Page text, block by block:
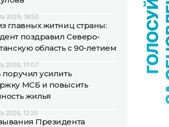
2026, 18:50
главных житниц страны:
поздравил Северо-
область с 90-летием
2026, 17:07
поручил усилить
МСБ и повысить
жилья
2026, 12:20
Президента